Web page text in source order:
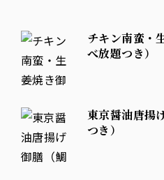
チキン南蛮・生姜焼き御膳（鯛めし食
べ放題つき）
東京醤油唐揚げ御膳（鯛めし食べ放題
つき）